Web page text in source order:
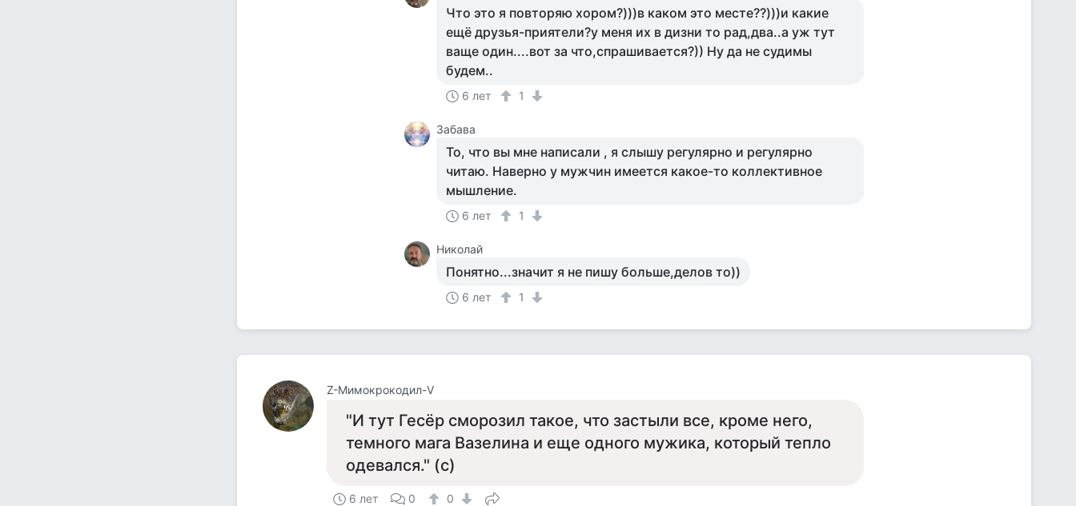
Что это я повторяю хором?)))в каком это месте??)))и какие
ещё друзья-приятели?у меня их в дизни то рад,два..а уж тут
ваще один....вот за что,спрашивается?)) Ну да не судимы
будем..
6 лет 1
Забава
То, что вы мне написали , я слышу регулярно и регулярно
читаю. Наверно у мужчин имеется какое-то коллективное
мышление.
6 лет 1
Николай
Понятно...значит я не пишу больше,делов то))
6 лет 1
Z-Мимокрокодил-V
"И тут Гесёр сморозил такое, что застыли все, кроме него,
темного мага Вазелина и еще одного мужика, который тепло
одевался." (с)
6 лет 0 0